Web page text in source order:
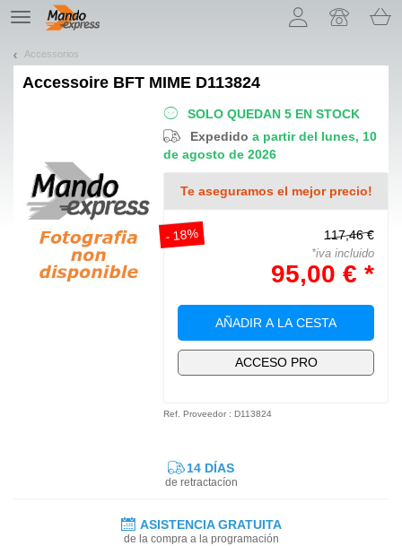
TE
navigation
Accessorios
Accessoire BFT MIME D113824
SOLO QUEDAN 5 EN STOCK
Expedidoa partir del lunes, 10
de agosto de 2026
Te aseguramos el mejor precio!
- 18% 117,46 €
*iva incluido
95,00 € *
AÑADIR A LA CESTA
ACCESO PRO
Ref. Proveedor : D113824
14 DÍAS
de retractacíon
ASISTENCIA GRATUITA
de la compra a la programación
¡Permítenos presentarte nuestras cookies!